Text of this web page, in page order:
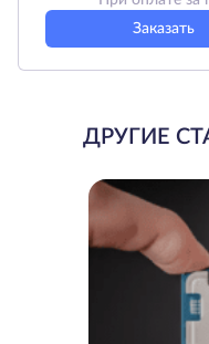
Заказать
ДРУГИЕ